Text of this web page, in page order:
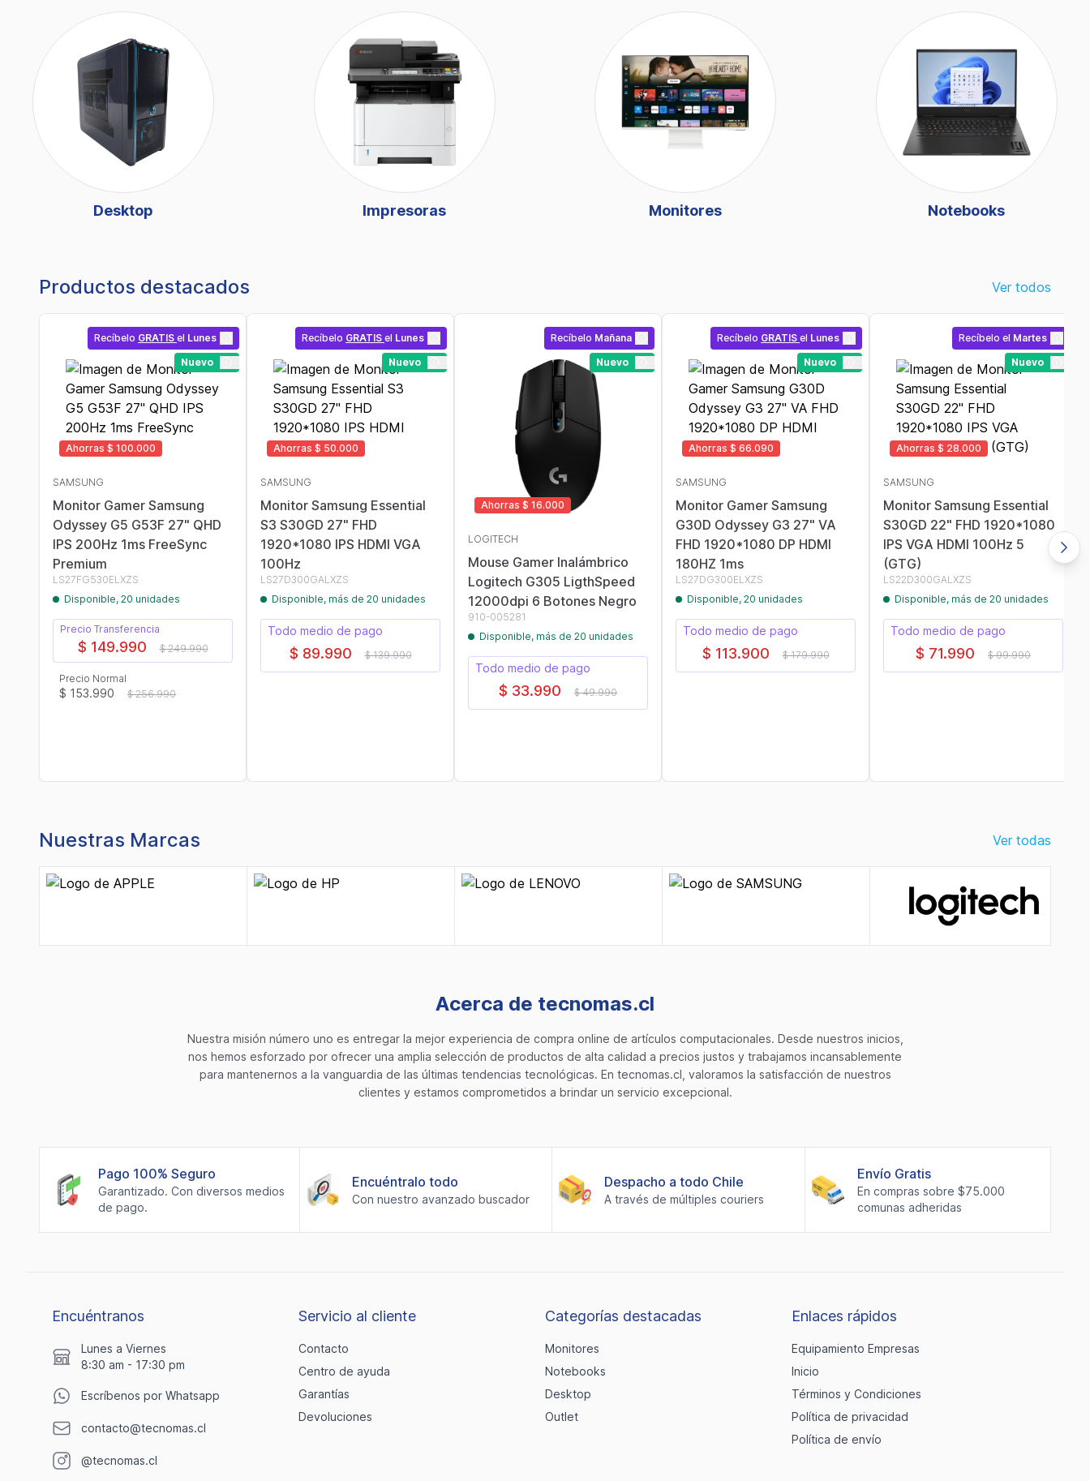
Desktop Impresoras Monitores Notebooks
Productos destacados Ver todos
Recíbelo GRATIS el Lunes
Nuevo
Ahorras $ 100.000
SAMSUNG
Monitor Gamer Samsung
Odyssey G5 G53F 27" QHD
IPS 200Hz 1ms FreeSync
Premium
LS27FG530ELXZS
Disponible, 20 unidades
Precio Transferencia
$ 149.990 $ 249.990
Precio Normal
$ 153.990 $ 256.990
Recíbelo GRATIS el Lunes
Nuevo
Ahorras $ 50.000
SAMSUNG
Monitor Samsung Essential
S3 S30GD 27" FHD
1920*1080 IPS HDMI VGA
100Hz
LS27D300GALXZS
Disponible, más de 20 unidades
Todo medio de pago
$ 89.990 $ 139.990
Recíbelo Mañana
Nuevo
Ahorras $ 16.000
LOGITECH
Mouse Gamer Inalámbrico
Logitech G305 LigthSpeed
12000dpi 6 Botones Negro
910-005281
Disponible, más de 20 unidades
Todo medio de pago
$ 33.990 $ 49.990
Recíbelo GRATIS el Lunes
Nuevo
Ahorras $ 66.090
SAMSUNG
Monitor Gamer Samsung
G30D Odyssey G3 27" VA
FHD 1920*1080 DP HDMI
180HZ 1ms
LS27DG300ELXZS
Disponible, 20 unidades
Todo medio de pago
$ 113.900 $ 179.990
Recíbelo el Martes
Nuevo
Ahorras $ 28.000
SAMSUNG
Monitor Samsung Essential
S30GD 22" FHD 1920*1080
IPS VGA HDMI 100Hz 5
(GTG)
LS22D300GALXZS
Disponible, más de 20 unidades
Todo medio de pago
$ 71.990 $ 99.990
Nuestras Marcas Ver todas
Acerca de tecnomas.cl
Nuestra misión número uno es entregar la mejor experiencia de compra online de artículos computacionales. Desde nuestros inicios,
nos hemos esforzado por ofrecer una amplia selección de productos de alta calidad a precios justos y trabajamos incansablemente
para mantenernos a la vanguardia de las últimas tendencias tecnológicas. En tecnomas.cl, valoramos la satisfacción de nuestros
clientes y estamos comprometidos a brindar un servicio excepcional.
Pago 100% Seguro
Garantizado. Con diversos medios
de pago.
Encuéntralo todo
Con nuestro avanzado buscador
Despacho a todo Chile
A través de múltiples couriers
Envío Gratis
En compras sobre $75.000
comunas adheridas
Encuéntranos
Lunes a Viernes
8:30 am - 17:30 pm
Escríbenos por Whatsapp
contacto@tecnomas.cl
@tecnomas.cl
Servicio al cliente
Contacto
Centro de ayuda
Garantías
Devoluciones
Categorías destacadas
Monitores
Notebooks
Desktop
Outlet
Enlaces rápidos
Equipamiento Empresas
Inicio
Términos y Condiciones
Política de privacidad
Política de envío